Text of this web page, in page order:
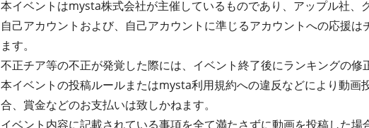
本イベントはmysta株式会社が主催しているものであり、アップル社、
自己アカウントおよび、自己アカウントに準じるアカウントへの応援
ます。
不正チア等の不正が発覚した際には、イベント終了後にランキングの修
本イベントの投稿ルールまたはmysta利用規約への違反などにより動画
合、賞金などのお支払いは致しかねます。
イベント内容に記載されている事項を全て満たさずに動画を投稿した